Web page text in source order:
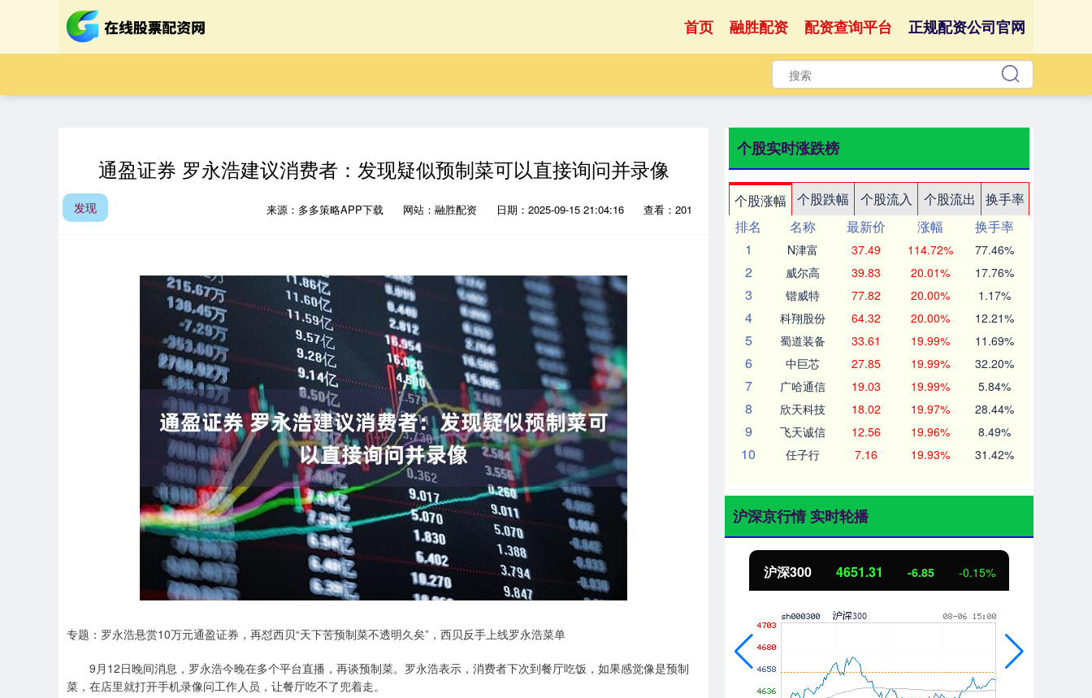
首页 融胜配资 配资查询平台 正规配资公司官网
通盈证券 罗永浩建议消费者：发现疑似预制菜可以直接询问并录像
发现 来源：多多策略APP下载 网站：融胜配资 日期：2025-09-15 21:04:16 查看：201
专题：罗永浩悬赏10万元通盈证券，再怼西贝“天下苦预制菜不透明久矣”，西贝反手上线罗永浩菜单
9月12日晚间消息，罗永浩今晚在多个平台直播，再谈预制菜。罗永浩表示，消费者下次到餐厅吃饭，如果感觉像是预制
菜，在店里就打开手机录像问工作人员，让餐厅吃不了兜着走。
个股实时涨跌榜
个股涨幅 个股跌幅 个股流入 个股流出
换手率
排名
名称 最新价 涨幅
换手率
1
N津富 37.49 114.72% 77.46%
2 威尔高 39.83 20.01% 17.76%
3 锴威特 77.82 20.00% 1.17%
4 科翔股份 64.32 20.00% 12.21%
5 蜀道装备 33.61 19.99% 11.69%
6 中巨芯 27.85 19.99% 32.20%
7 广哈通信 19.03 19.99% 5.84%
8 欣天科技 18.02 19.97% 28.44%
9 飞天诚信 12.56 19.96% 8.49%
10 任子行 7.16 19.93% 31.42%
沪深京行情 实时轮播
上证指数 3900.35 21.92 0.57% 深证成指 14110.12 -34.08 沪深300 4651.31 -6.85 -0.15%